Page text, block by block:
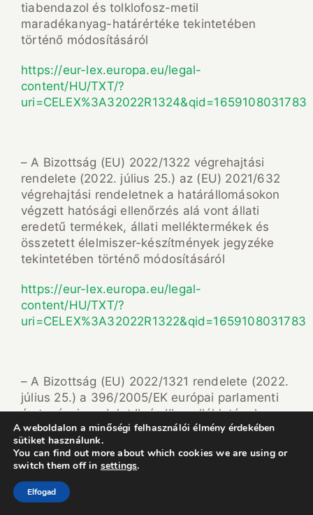
tiabendazol és tolklofosz-metil
maradékanyag-határértéke tekintetében
történő módosításáról
https://eur-lex.europa.eu/legal-
content/HU/TXT/?
uri=CELEX%3A32022R1324&qid=1659108031783
– A Bizottság (EU) 2022/1322 végrehajtási
rendelete (2022. július 25.) az (EU) 2021/632
végrehajtási rendeletnek a határállomásokon
végzett hatósági ellenőrzés alá vont állati
eredetű termékek, állati melléktermékek és
összetett élelmiszer-készítmények jegyzéke
tekintetében történő módosításáról
https://eur-lex.europa.eu/legal-
content/HU/TXT/?
uri=CELEX%3A32022R1322&qid=1659108031783
– A Bizottság (EU) 2022/1321 rendelete (2022.
július 25.) a 396/2005/EK európai parlamenti
és tanácsi rendelet II. és III. mellékletének a
bizonyos termékekben, illetve azok felületén
található fluorion, oxifluorfen, piroxszulam,
kinmerak és szulfuril-fluorid szermaradék-
határértékei tekintetében történő
módosításáról
A weboldalon a minőségi felhasználói élmény érdekében
sütiket használunk.
You can find out more about which cookies we are using or
switch them off in settings.
Elfogad